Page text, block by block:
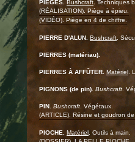
PIÈGES. Bushcraft . Techniques
(RÉALISATION). Piège à épieu.
(VIDÉO). Piège en 4 de chiffre.
PIERRE D'ALUN. Bushcraft .
PIERRES (matériau).
PIERRES À AFFÛTER. Matériel .
PIGNONS (de pin). Bushcraft .
PIN. Bushcraft . Végétaux.
(ARTICLE). Résine et goudron de
PIOCHE. Matériel . Outils à main.